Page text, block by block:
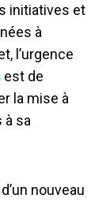
initiatives et
à
l’urgence
est de
la mise à
sa
nouveau